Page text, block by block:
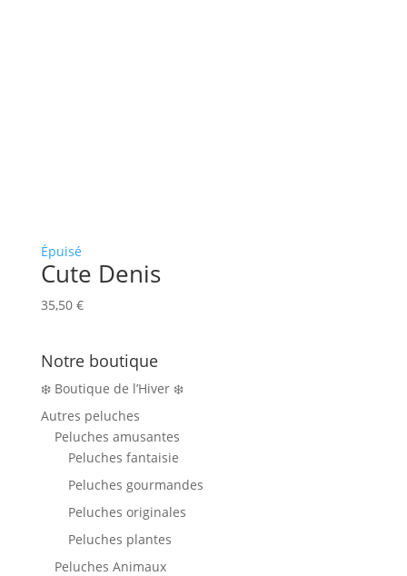
Épuisé
Cute Denis
35,50 €
Notre boutique
❄️ Boutique de l’Hiver ❄️
Autres peluches
Peluches amusantes
Peluches fantaisie
Peluches gourmandes
Peluches originales
Peluches plantes
Peluches Animaux